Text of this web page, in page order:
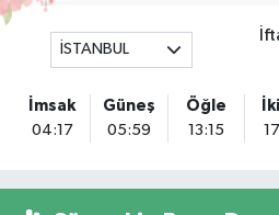
Gültepe Hayat Eczanesi
Ortabayır Mahallesi, Talatpaşa Caddesi,
Gedikpaşa Eczanesi
İSTANBUL
İmsak
04:17
Güneş
05:59
Öğle
13:15